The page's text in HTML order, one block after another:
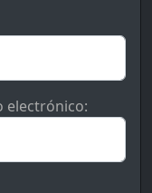
electrónico: